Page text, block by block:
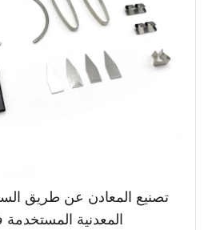
تصنيع المعادن عن طريق
المعدنية